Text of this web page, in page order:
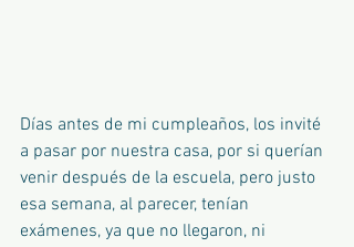
Días antes de mi cumpleaños, los invité
a pasar por nuestra casa, por si querían
venir después de la escuela, pero justo
esa semana, al parecer, tenían
exámenes, ya que no llegaron, ni